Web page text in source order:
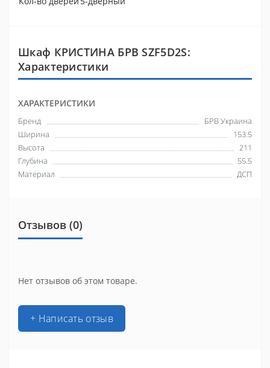
Шкаф КРИСТИНА БРВ SZF5D2S:
Характеристики
ХАРАКТЕРИСТИКИ
Бренд
БРВ Украина
Ширина
153.5
Высота
211
Глубина
55.5
Материал
ДСП
Отзывов (0)
Нет отзывов об этом товаре.
+ Написать отзыв